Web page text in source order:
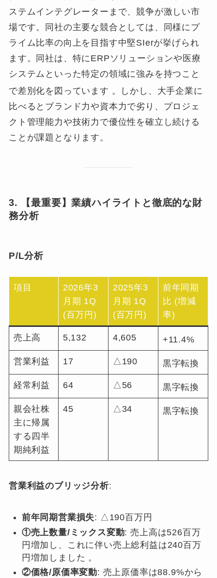
ステムインテグレーターまで、競争が激しい市
場です。同社の主要な競合としては、同様にプ
ライム比率の向上を目指す中堅SIerが挙げられ
ます。同社は、特にERPソリューションや医療
システムといった特定の領域に強みを持つこと
で差別化を図っています 。しかし、大手企業に
比べるとブランド力や資本力で劣り、プロジェ
クト管理能力や技術力で優位性を確立し続ける
ことが課題となります。
3. 【最重要】業績ハイライトと徹底的な財
務分析
P/L分析
項目
2026年3
月期 1Q
(百万円)
2025年3
月期 1Q
(百万円)
前年同期
比 (増減
率)
売上高 5,132 4,605 +11.4%
営業利益 17 △190 黒字転換
経常利益 64 △56 黒字転換
親会社株
主に帰属
する四半
期純利益
45 △34 黒字転換
営業利益のブリッジ分析:
前年同期営業損失: △190百万円
①売上数量/ミックス変動: 売上高は526百万
円増加し、これに伴い売上総利益は240百万
円増加しました 。
②価格/原価率変動: 売上原価率は88.9%から